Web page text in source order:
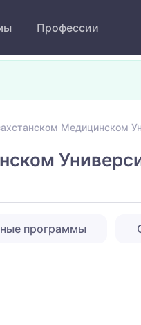
Профессии
Медицинском
программы